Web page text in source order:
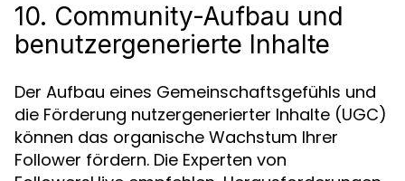
10. Community-Aufbau und
benutzergenerierte Inhalte
Der Aufbau eines Gemeinschaftsgefühls und
die Förderung nutzergenerierter Inhalte (UGC)
können das organische Wachstum Ihrer
Follower fördern. Die Experten von